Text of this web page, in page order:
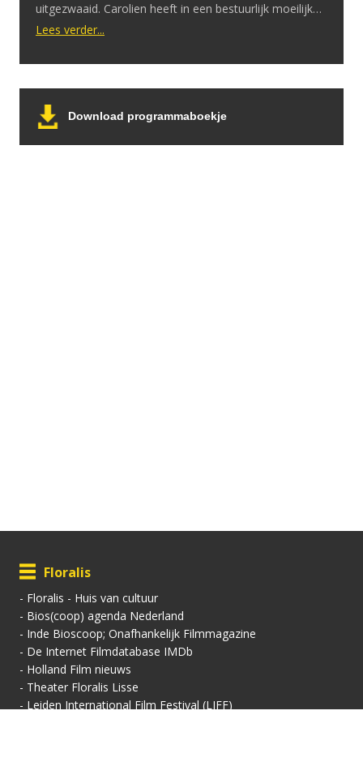
spraak en motoriek. […]
uitgezwaaid. Carolien heeft in een bestuurlijk moeilijke
periode het penningmeesterschap overgenomen.
om vervolgens helemaal te stoppen. Zonder inkomsten
bleven de vaste lasten doorgaan. Ook toen er een
belangrijk besluit moest worden genomen: het stoppen
van de verkoop van kaartjes aan […]
Lees verder...
Download programmaboekje
Floralis
- Floralis - Huis van cultuur
- Bios(coop) agenda Nederland
- Inde Bioscoop; Onafhankelijk Filmmagazine
- De Internet Filmdatabase IMDb
- Holland Film nieuws
- Theater Floralis Lisse
- Leiden International Film Festival (LIFF)